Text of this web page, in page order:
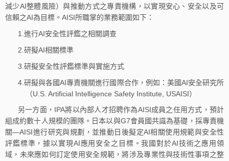
減少AI整體風險）與推動方式之專責機構，以實現安心、安全以及可
信賴之AI為目標。AISI所職掌的業務範圍如下：
1.進行AI安全性評鑑之相關調查
2.研擬AI相關標準
3.研擬安全性評鑑標準與實施方式
4.研擬與各國AI專責機關進行國際合作，例如：美國AI安全研究所
（U.S. Artificial Intelligence Safety Institute, USAISI）
另一方面，IPA將以內部人才招聘作為AISI成員之任用方式，預計
組成約數十人規模的團隊。日本以與G7會員國共識為基礎，採專責機
關—AISI進行研究與規劃，並推動日後擬定AI相關使用規範與安全性
評鑑標準，據以實現AI應用安全之目標。我國對於AI技術之應用領
域，未來應如何訂定使用安全規範，將涉及專業性與技術性事項之整